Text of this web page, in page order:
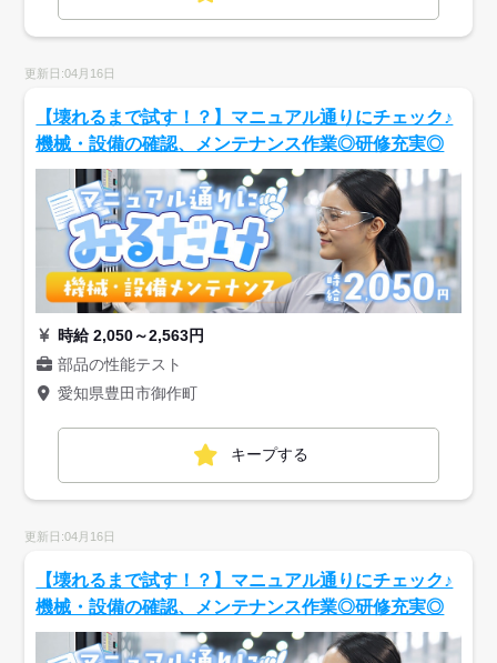
更新日:04月16日
【壊れるまで試す！？】マニュアル通りにチェック♪
機械・設備の確認、メンテナンス作業◎研修充実◎
時給 2,050～2,563円
部品の性能テスト
愛知県豊田市御作町
キープする
更新日:04月16日
【壊れるまで試す！？】マニュアル通りにチェック♪
機械・設備の確認、メンテナンス作業◎研修充実◎